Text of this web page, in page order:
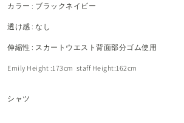
カラー : ブラックネイビー
透け感 : なし
伸縮性 : スカートウエスト背面部分ゴム使用
Emily Height :173cm staff Height:162cm
シャツ